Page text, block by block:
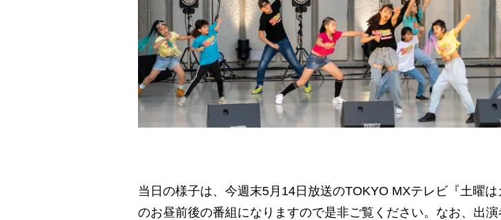
当日の様子は、今週末5月14日放送のTOKYO MXテレビ『土曜
のお昼前後の番組になりますので是非ご覧ください。なお、出